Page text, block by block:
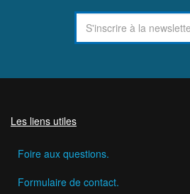
Les liens utiles
Foire aux questions.
Formulaire de contact.